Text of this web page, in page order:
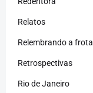
Relatos
Relembrando a frota
Retrospectivas
Rio de Janeiro